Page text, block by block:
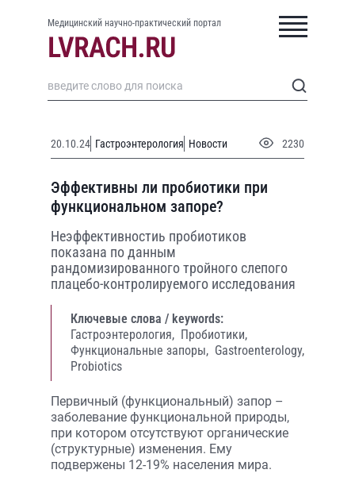
Медицинский научно-практический портал
20.10.24 Гастроэнтерология Новости 2230
Эффективны ли пробиотики при
функциональном запоре?
Неэффективностиь пробиотиков
показана по данным
рандомизированного тройного слепого
плацебо-контролируемого исследования
Ключевые слова / keywords:
Гастроэнтерология, Пробиотики,
Функциональные запоры, Gastroenterology,
Probiotics
Первичный (функциональный) запор –
заболевание функциональной природы,
при котором отсутствуют органические
(структурные) изменения. Ему
подвержены 12-19% населения мира.